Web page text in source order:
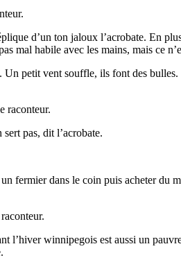
d’un ton jaloux l’acrobate. En
mal habile avec les mains, mais ce
petit vent souffle, ils font des
raconteur.
pas, dit l’acrobate.
dans le coin puis acheter du
l’hiver winnipegois est aussi un